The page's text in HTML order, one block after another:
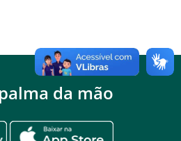
da mão